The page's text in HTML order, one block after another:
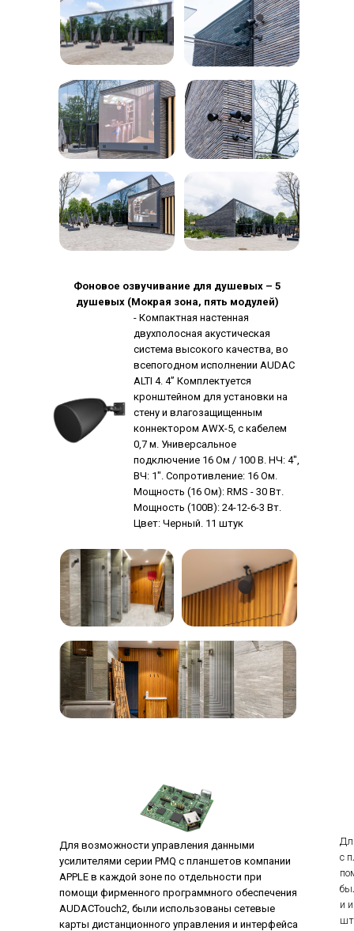
Фоновое озвучивание для душевых – 5
душевых (Мокрая зона, пять модулей)
- Компактная настенная
двухполосная акустическая
система высокого качества, во
всепогодном исполнении AUDAC
ALTI 4. 4” Комплектуется
кронштейном для установки на
стену и влагозащищенным
коннектором AWX-5, с кабелем
0,7 м. Универсальное
подключение 16 Ом / 100 В. НЧ: 4",
ВЧ: 1". Сопротивление: 16 Ом.
Мощность (16 Ом): RMS - 30 Вт.
Мощность (100В): 24-12-6-3 Вт.
Цвет: Черный. 11 штук
с
и
Для возможности управления данными
усилителями серии PMQ с планшетов компании
APPLE в каждой зоне по отдельности при
помощи фирменного программного обеспечения
AUDACTouch2, были использованы сетевые
карты дистанционного управления и интерфейса